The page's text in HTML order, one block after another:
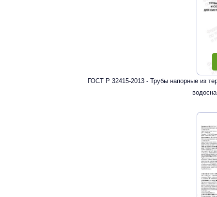
ГОСТ Р 32415-2013 - Трубы напорные из